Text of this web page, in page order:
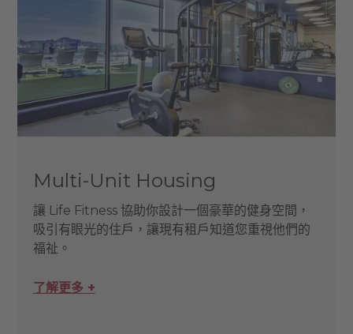
Multi-Unit Housing
讓 Life Fitness 協助你設計一個豪華的健身空間，
吸引有眼光的住戶，讓現有租戶知道您重視他們的
福祉。
了解更多 +